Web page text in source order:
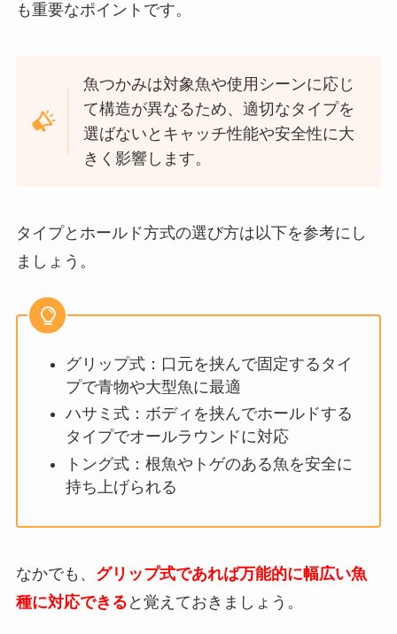
も重要なポイントです。
魚つかみは対象魚や使用シーンに応じ
て構造が異なるため、適切なタイプを
選ばないとキャッチ性能や安全性に大
きく影響します。
タイプとホールド方式の選び方は以下を参考にし
ましょう。
グリップ式：口元を挟んで固定するタイ
プで青物や大型魚に最適
ハサミ式：ボディを挟んでホールドする
タイプでオールラウンドに対応
トング式：根魚やトゲのある魚を安全に
持ち上げられる
なかでも、 グリップ式であれば万能的に幅広い魚
種に対応できる と覚えておきましょう。